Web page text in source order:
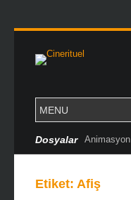
Dosyalar Animasyon
Etiket: Afiş